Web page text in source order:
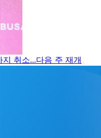
취소...다음 주 재개